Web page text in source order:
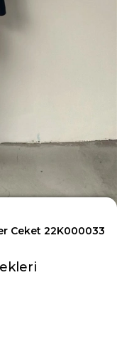
Ceket 22K000033